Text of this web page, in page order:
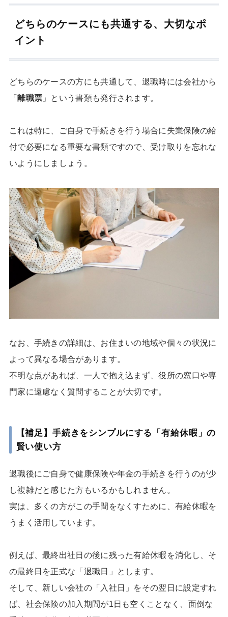
どちらのケースにも共通する、大切なポ
イント
どちらのケースの方にも共通して、退職時には会社から
「離職票 」という書類も発行されます。
これは特に、ご自身で手続きを行う場合に失業保険の給
付で必要になる重要な書類ですので、受け取りを忘れな
いようにしましょう。
なお、手続きの詳細は、お住まいの地域や個々の状況に
よって異なる場合があります。
不明な点があれば、一人で抱え込まず、役所の窓口や専
門家に遠慮なく質問することが大切です。
【補足】手続きをシンプルにする「有給休暇」の
賢い使い方
退職後にご自身で健康保険や年金の手続きを行うのが少
し複雑だと感じた方もいるかもしれません。
実は、多くの方がこの手間をなくすために、有給休暇を
うまく活用しています。
例えば、最終出社日の後に残った有給休暇を消化し、そ
の最終日を正式な「退職日」とします。
そして、新しい会社の「入社日」をその翌日に設定すれ
ば、社会保険の加入期間が1日も空くことなく、面倒な